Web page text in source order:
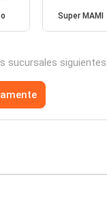
Super MAMI